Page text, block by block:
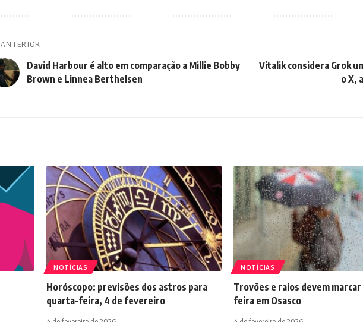
ANTERIOR
David Harbour é alto em comparação a Millie Bobby
Brown e Linnea Berthelsen
Vitalik considera Grok
o X,
NOTÍCIAS
Horóscopo: previsões dos astros para
quarta-feira, 4 de fevereiro
NOTÍCIAS
Trovões e raios devem
feira em Osasco